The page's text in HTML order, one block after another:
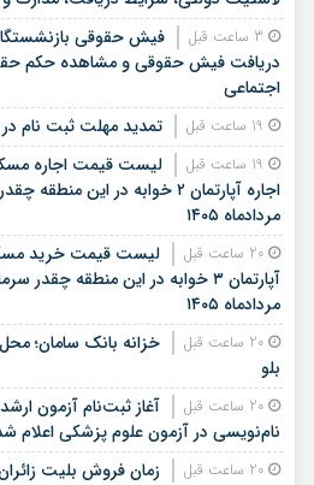
فیش حقوقی
دریافت فیش حقوقی و مشاهده حکم
اجتماعی
تمدید مهلت ثبت نام
لیست قیمت اجاره
اجاره آپارتمان ۲ خوابه در این
مردادماه ۱۴۰۵
لیست قیمت خرید
آپارتمان ۳ خوابه در این منطقه
مردادماه ۱۴۰۵
خزانه بانک سامان؛
بلو
آغاز ثبت‌نام آزمون
نام‌نویسی در آزمون علوم پزشکی اعلام
زمان فروش بلیت